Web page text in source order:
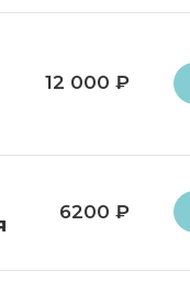
12 000 ₽
6200 ₽